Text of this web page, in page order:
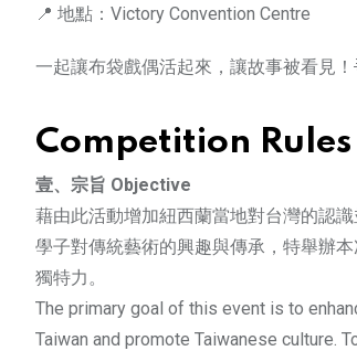
📍 地點：Victory Convention Centre
一起讓布袋戲偶活起來，讓故事被看見！
Competition Rules
壹、宗旨 Objective
藉由此活動增加紐西蘭當地對台灣的認
學子對傳統藝術的興趣與傳承，特舉辦
獨特力。
The primary goal of this event is to
Taiwan and promote Taiwanese culture.